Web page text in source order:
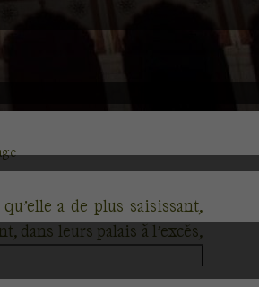
a de plus saisissant,
dans leurs palais à l’excès,